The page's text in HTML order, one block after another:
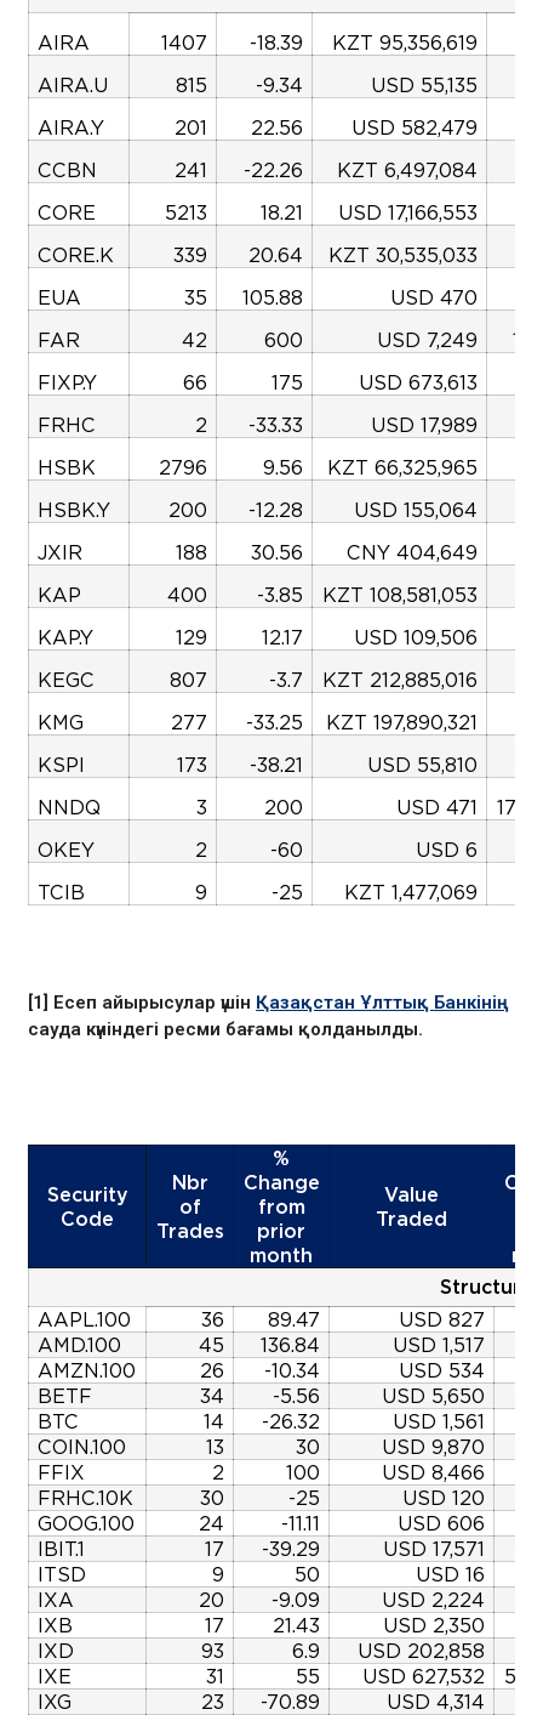
AIRA 1407 -18.39 KZT 95,356,619
AIRA.U
815 -9.34 USD 55,135
AIRA.Y
201 22.56 USD 582,479
CCBN
241 -22.26 KZT 6,497,084
CORE
5213 18.21 USD 17,166,553
CORE.K
339 20.64 KZT 30,535,033
EUA
35 105.88 USD 470
FAR
42 600 USD 7,249
FIXP.Y
66 175 USD 673,613
FRHC
2 -33.33 USD 17,989
HSBK
2796 9.56 KZT 66,325,965
HSBK.Y
200 -12.28 USD 155,064
JXIR
188 30.56
CNY 404,649
KAP
400 -3.85 KZT 108,581,053
KAP.Y
129 12.17 USD 109,506
KEGC
807 -3.7 KZT 212,885,016
KMG
277 -33.25
KZT 197,890,321
KSPI
173 -38.21 USD 55,810
NNDQ
3 200 USD 471
OKEY
2 -60 USD 6
TCIB
9 -25 KZT 1,477,069
[1] Есеп айырысулар үшін Қазақстан Ұлттық Банкінің
сауда күніндегі ресми бағамы қолданылды.
Security
Code
Nbr
of
Trades
%
Change
from
prior
month
Value
Traded
AAPL.100
36 89.47 USD 827
AMD.100
45 136.84 USD 1,517
AMZN.100
26 -10.34 USD 534
BETF
34 -5.56 USD 5,650
BTC
14 -26.32 USD 1,561
COIN.100
13 30 USD 9,870
FFIX
2 100
USD 8,466
FRHC.10K
30 -25 USD 120
GOOG.100
24 -11.11 USD 606
IBIT.1
17 -39.29 USD 17,571
ITSD
9 50 USD 16
IXA
20 -9.09 USD 2,224
IXB
17 21.43 USD 2,350
IXD
93 6.9 USD 202,858
IXE
31 55 USD 627,532
IXG
23 -70.89 USD 4,314